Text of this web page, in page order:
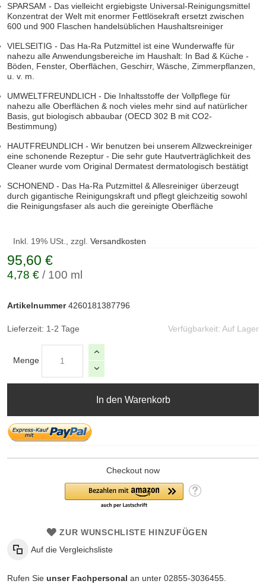
SPARSAM - Das vielleicht ergiebigste Universal-Reinigungsmittel
Konzentrat der Welt mit enormer Fettlösekraft ersetzt zwischen
600 und 900 Flaschen handelsüblichen Haushaltsreiniger
VIELSEITIG - Das Ha-Ra Putzmittel ist eine Wunderwaffe für
nahezu alle Anwendungsbereiche im Haushalt: In Bad & Küche -
Böden, Fenster, Oberflächen, Geschirr, Wäsche, Zimmerpflanzen,
u. v. m.
UMWELTFREUNDLICH - Die Inhaltsstoffe der Vollpflege für
nahezu alle Oberflächen & noch vieles mehr sind auf natürlicher
Basis, gut biologisch abbaubar (OECD 302 B mit CO2-
Bestimmung)
HAUTFREUNDLICH - Wir benutzen bei unserem Allzweckreiniger
eine schonende Rezeptur - Die sehr gute Hautverträglichkeit des
Cleaner wurde vom Original Dermatest dermatologisch bestätigt
SCHONEND - Das Ha-Ra Putzmittel & Allesreiniger überzeugt
durch gigantische Reinigungskraft und pflegt gleichzeitig sowohl
die Reinigungsfaser als auch die gereinigte Oberfläche
Inkl. 19% USt., zzgl. Versandkosten
95,60 €
4,78 € / 100 ml
Verfügbarkeit: Auf Lager
Artikelnummer 4260181387796
Lieferzeit: 1-2 Tage
Menge
In den Warenkorb
Checkout now
ZUR WUNSCHLISTE HINZUFÜGEN
Auf die Vergleichsliste
Rufen Sie unser Fachpersonal an unter 02855-3036455.